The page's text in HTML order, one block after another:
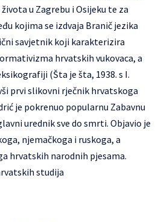
u Zagrebu i Osijeku te za
kojima se izdvaja Branič jezika
savjetnik koji karakterizira
hrvatskih vukovaca, a
(Šta je šta, 1938. s I.
prvi slikovni rječnik hrvatskoga
je pokrenuo popularnu Zabavnu
urednik sve do smrti. Objavio je
njemačkoga i ruskoga, a
hrvatskih narodnih pjesama.
studija